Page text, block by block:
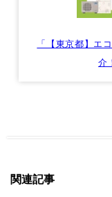
「【東京都】エ
介
関連記事